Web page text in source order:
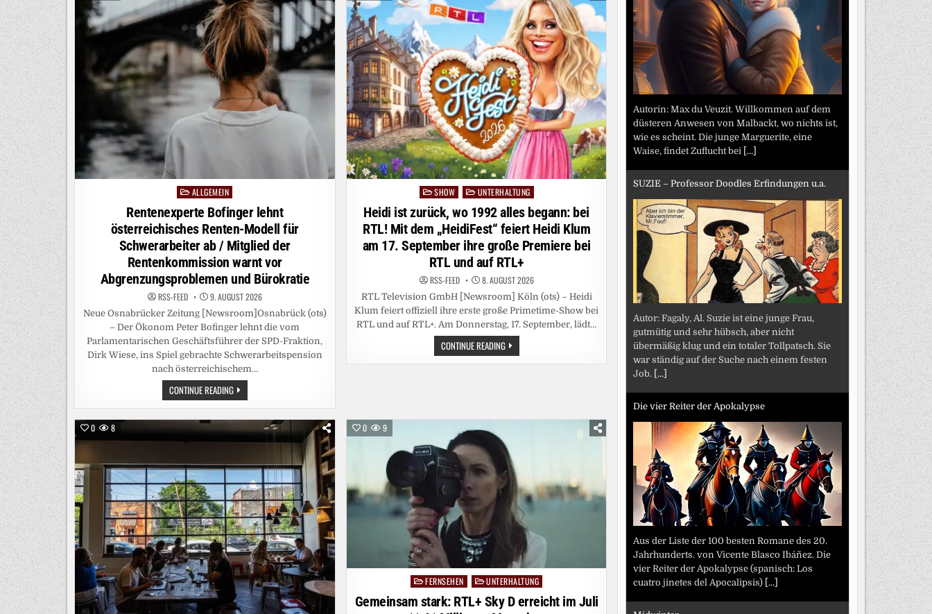
PostedALLGEMEIN
Rentenexperte Bofinger lehnt
österreichisches Renten-Modell für
Schwerarbeiter ab / Mitglied der
Rentenkommission warnt vor
Abgrenzungsproblemen und Bürokratie
RSS-FEED 9. AUGUST 2026
Neue Osnabrücker Zeitung [Newsroom]Osnabrück (ots)
– Der Ökonom Peter Bofinger lehnt die vom
Parlamentarischen Geschäftsführer der SPD-Fraktion,
Dirk Wiese, ins Spiel gebrachte Schwerarbeitspension
nach österreichischem…
CONTINUE READINGRENTENEXPERTE
BOFINGER
LEHNT
RENTEN-
MODELL
FÜR
SCHWERARBEITER
AB
/
MITGLIED
DER
RENTENKOMMISSION
WARNT
VOR
ABGRENZUNGSPROBLEMEN
UND
BÜROKRATIE
Posted
SHOW UNTERHALTUNG
Heidi ist zurück, wo 1992 alles begann: bei
RTL! Mit dem „HeidiFest“ feiert Heidi Klum
am 17. September ihre große Premiere bei
RTL und auf RTL+
RSS-FEED 8. AUGUST 2026
RTL Television GmbH [Newsroom] Köln (ots) – Heidi
Klum feiert offiziell ihre erste große Primetime-Show bei
RTL und auf RTL+. Am Donnerstag, 17. September, lädt…
CONTINUE READINGHEIDI
IST
ZURÜCK,
RTL!
„HEIDIFEST“
FEIERT
HEIDI
KLUM
AM
17.
SEPTEMBER
IHRE
GROSSE P
REMIERE B
TL U
UF R
TL+
0 8 0 9
PostedFERNSEHEN UNTERHALTUNG
Gemeinsam stark: RTL+ Sky D erreicht im Juli
Autorin: Max du Veuzit. Willkommen auf dem
düsteren Anwesen von Malbackt, wo nichts ist,
wie es scheint. Die junge Marguerite, eine
Waise, findet Zuflucht bei [...]
SUZIE – Professor Doodles Erfindungen u.a.
Autor: Fagaly, Al. Suzie ist eine junge Frau,
gutmütig und sehr hübsch, aber nicht
übermäßig klug und ein totaler Tollpatsch. Sie
war ständig auf der Suche nach einem festen
Job. [...]
Die vier Reiter der Apokalypse
Aus der Liste der 100 besten Romane des 20.
Jahrhunderts. von Vicente Blasco Ibáñez. Die
vier Reiter der Apokalypse (spanisch: Los
cuatro jinetes del Apocalipsis) [...]